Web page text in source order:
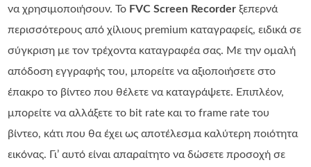
να χρησιμοποιήσουν. Το FVC Screen Recorder ξεπερνά
περισσότερους από χίλιους premium καταγραφείς, ειδικά σε
σύγκριση με τον τρέχοντα καταγραφέα σας. Με την ομαλή
απόδοση εγγραφής του, μπορείτε να αξιοποιήσετε στο
έπακρο το βίντεο που θέλετε να καταγράψετε. Επιπλέον,
μπορείτε να αλλάξετε το bit rate και το frame rate του
βίντεο, κάτι που θα έχει ως αποτέλεσμα καλύτερη ποιότητα
εικόνας. Γι’ αυτό είναι απαραίτητο να δώσετε προσοχή σε